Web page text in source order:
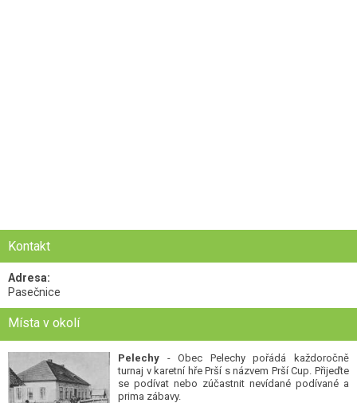
Kontakt
Adresa:
Pasečnice
Místa v okolí
Pelechy - Obec Pelechy pořádá každoročně
turnaj v karetní hře Prší s názvem Prší Cup. Přijeďte
se podívat nebo zúčastnit nevídané podívané a
prima zábavy.